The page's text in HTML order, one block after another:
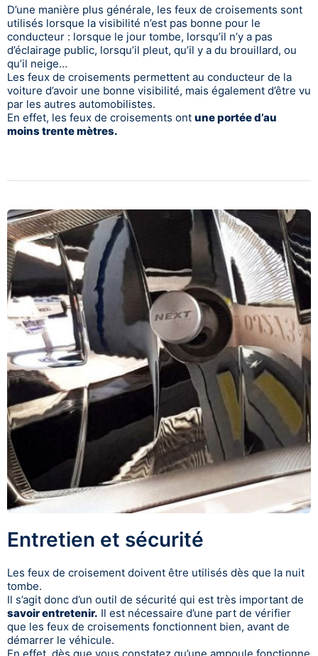
D’une manière plus générale, les feux de croisements sont
utilisés lorsque la visibilité n’est pas bonne pour le
conducteur : lorsque le jour tombe, lorsqu’il n’y a pas
d’éclairage public, lorsqu’il pleut, qu’il y a du brouillard, ou
qu’il neige…
Les feux de croisements permettent au conducteur de la
voiture d’avoir une bonne visibilité, mais également d’être vu
par les autres automobilistes.
En effet, les feux de croisements ont une portée d’au
moins trente mètres.
Entretien et sécurité
Les feux de croisement doivent être utilisés dès que la nuit
tombe.
Il s’agit donc d’un outil de sécurité qui est très important de
savoir entretenir. Il est nécessaire d’une part de vérifier
que les feux de croisements fonctionnent bien, avant de
démarrer le véhicule.